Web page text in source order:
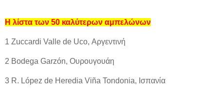
Η λίστα των 50 καλύτερων αμπελώνων
1 Zuccardi Valle de Uco, Αργεντινή
2 Bodega Garzón, Ουρουγουάη
3 R. López de Heredia Viña Tondonia, Ισπανία